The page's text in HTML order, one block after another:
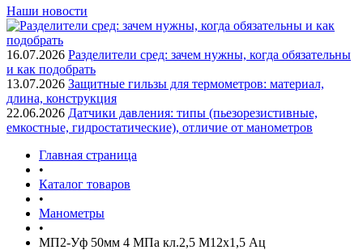
Наши новости
16.07.2026 Разделители сред: зачем нужны, когда обязательны
и как подобрать
13.07.2026 Защитные гильзы для термометров: материал,
длина, конструкция
22.06.2026 Датчики давления: типы (пьезорезистивные,
емкостные, гидростатические), отличие от манометров
Главная страница
•
Каталог товаров
•
Манометры
•
МП2-Уф 50мм 4 МПа кл.2,5 М12х1,5 Ац